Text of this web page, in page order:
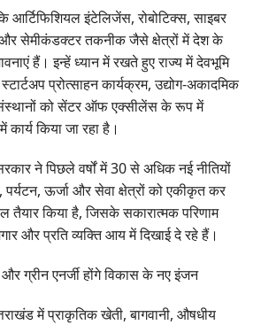
आर्टिफिशियल इंटेलिजेंस, रोबोटिक्स, साइबर
और सेमीकंडक्टर तकनीक जैसे क्षेत्रों में देश के
हैं। इन्हें ध्यान में रखते हुए राज्य में देवभूमि
प्रोत्साहन कार्यक्रम, उद्योग-अकादमिक
को सेंटर ऑफ एक्सीलेंस के रूप में
किया जा रहा है।
ने पिछले वर्षों में 30 से अधिक नई नीतियों
पर्यटन, ऊर्जा और सेवा क्षेत्रों को एकीकृत कर
तैयार किया है, जिसके सकारात्मक परिणाम
और प्रति व्यक्ति आय में दिखाई दे रहे हैं।
ग्रीन एनर्जी होंगे विकास के नए इंजन
में प्राकृतिक खेती, बागवानी, औषधीय